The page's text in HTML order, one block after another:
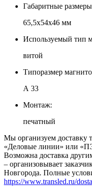
Габаритные
65,5х54х46 мм
Используемый тип
витой
Типоразмер
А 33
Монтаж:
печатный
Мы организуем доставку
«Деловые линии» или
Возможна доставка
– организовывает
Новгорода. Полные
https://www.transled.ru/